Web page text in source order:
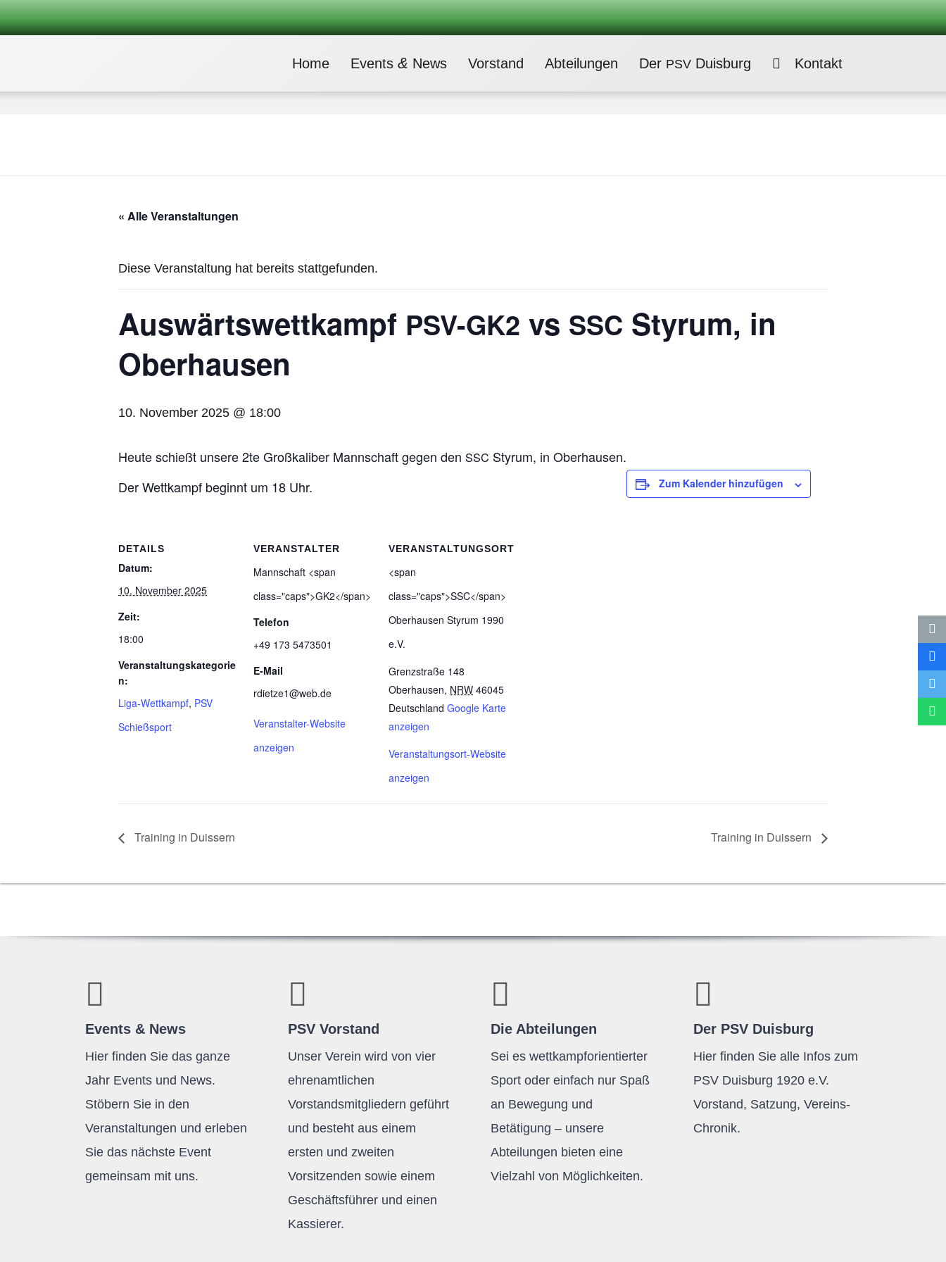
Home Events & News Vor­stand Abtei­lun­gen Der PSVDuisburg Kontakt
« Alle Veranstaltungen
Diese Veranstaltung hat bereits stattgefunden.
Aus­wärts­wett­kampf PSV-GK2 vs SSC Styrum, in
Oberhausen
10. November 2025 @ 18:00
Heute schießt unsere 2te Groß­ka­li­ber Mann­schaft gegen den SSC Styrum, in Oberhausen.
Der Wett­kampf beginnt um 18 Uhr.
Zum Kalender hinzufügen
DETAILS
Datum:
10. November 2025
Zeit:
18:00
Veranstaltungskategorie
n:
Liga-Wettkampf, PSV
Schießsport
VERANSTALTER
Mann­schaft <span
class="caps">GK2</span>
Telefon
+49 173 5473501
E-Mail
rdietze1@web.de
Veranstalter-Website
anzeigen
VERANSTALTUNGSORT
<span
class="caps">SSC</span>
Ober­hau­sen Styrum 1990
e.V.
Grenzstraße 148
Oberhausen, NRW 46045
Deutschland Google Karte
anzeigen
Veranstaltungsort-Website
anzeigen
Trai­ning in Duissern Trai­ning in Duissern
Events & News
Hier finden Sie das ganze
Jahr Events und News.
Stöbern Sie in den
Veranstaltungen und erleben
Sie das nächste Event
gemeinsam mit uns.
PSV Vorstand
Unser Verein wird von vier
ehrenamtlichen
Vorstandsmitgliedern geführt
und besteht aus einem
ersten und zweiten
Vorsitzenden sowie einem
Geschäftsführer und einen
Kassierer.
Die Abteilungen
Sei es wettkampforientierter
Sport oder einfach nur Spaß
an Bewegung und
Betätigung – unsere
Abteilungen bieten eine
Vielzahl von Möglichkeiten.
Der PSV Duisburg
Hier finden Sie alle Infos zum
PSV Duisburg 1920 e.V.
Vorstand, Satzung, Vereins-
Chronik.